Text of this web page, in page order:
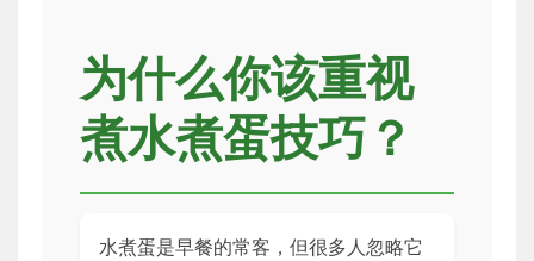
为什么你该重视
煮水煮蛋技巧？
水煮蛋是早餐的常客，但很多人忽略它